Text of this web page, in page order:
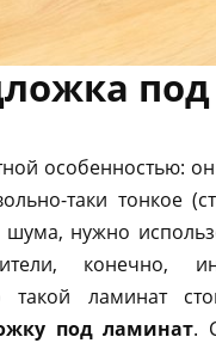
особенностью: он
таки тонкое
нужно
конечно,
такой ламинат
под ламинат.